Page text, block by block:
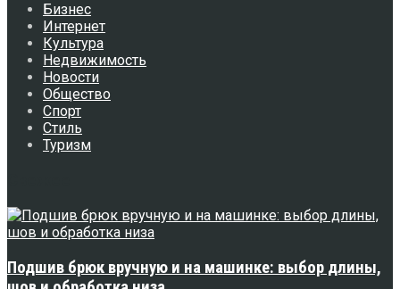
Бизнес
Интернет
Культура
Недвижимость
Новости
Общество
Спорт
Стиль
Туризм
Подшив брюк вручную и на машинке: выбор длины,